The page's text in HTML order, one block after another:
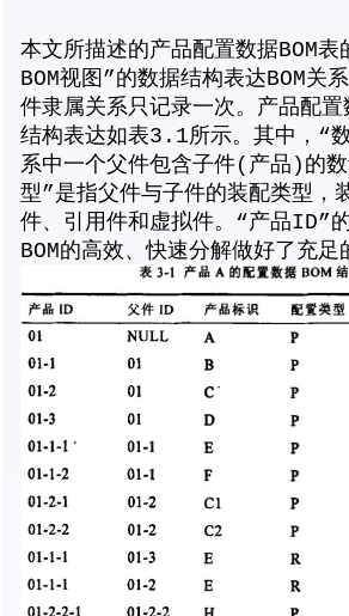
本文所描述的产品配置数据BOM
BOM视图”的数据结构表达BOM关
件隶属关系只记录一次。产品配置
结构表达如表3.1所示。其中，“
系中一个父件包含子件(产品)的
型”是指父件与子件的装配类型，
件、引用件和虚拟件。“产品ID”
BOM的高效、快速分解做好了充足